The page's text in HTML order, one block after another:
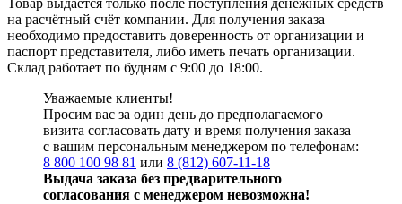
Товар выдаётся только после поступления денежных средств
на расчётный счёт компании. Для получения заказа
необходимо предоставить доверенность от организации и
паспорт представителя, либо иметь печать организации.
Склад работает по будням с 9:00 до 18:00.
Уважаемые клиенты!
Просим вас за один день до предполагаемого
визита согласовать дату и время получения заказа
с вашим персональным менеджером по телефонам:
8 800 100 98 81 или 8 (812) 607-11-18
Выдача заказа без предварительного
согласования с менеджером невозможна!